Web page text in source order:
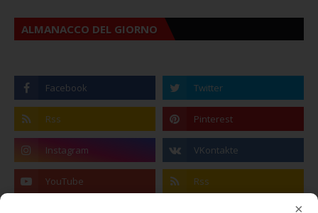
×
ALMANACCO DEL GIORNO